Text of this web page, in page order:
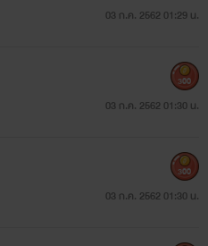
03 ก.ค. 2562 01:29 น.
03 ก.ค. 2562 01:30 น.
300
03 ก.ค. 2562 01:30 น.
300